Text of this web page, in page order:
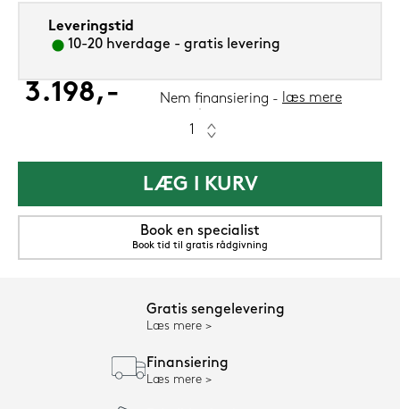
Leveringstid
10-20 hverdage - gratis levering
3.198,- Nem finansiering læs mere
LÆG I KURV
Book en specialist
Book tid til gratis rådgivning
Gratis sengelevering
Læs mere
Finansiering
Læs mere